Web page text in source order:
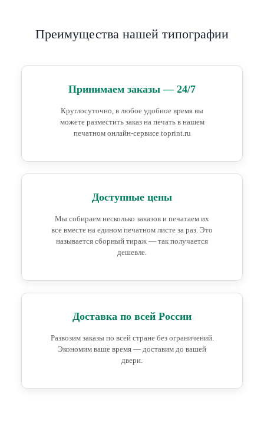
Преимущества нашей типографии
Принимаем заказы — 24/7
Круглосуточно, в любое удобное время вы
можете разместить заказ на печать в нашем
печатном онлайн-сервисе toprint.ru
Доступные цены
Мы собираем несколько заказов и печатаем их
все вместе на едином печатном листе за раз. Это
называется сборный тираж — так получается
дешевле.
Доставка по всей России
Развозим заказы по всей стране без ограничений.
Экономим ваше время — доставим до вашей
двери.